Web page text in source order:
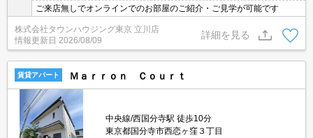
ご来店無しでオンラインでのお部屋のご紹介・ご見学が可能です
株式会社タウンハウジング東京 立川店
情報更新日 2026/08/09
詳細を見る
賃貸アパート Ｍａｒｒｏｎ Ｃｏｕｒｔ
中央線/西国分寺駅 徒歩10分
東京都国分寺市西恋ヶ窪３丁目